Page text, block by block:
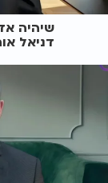
שיהיה
דניאל